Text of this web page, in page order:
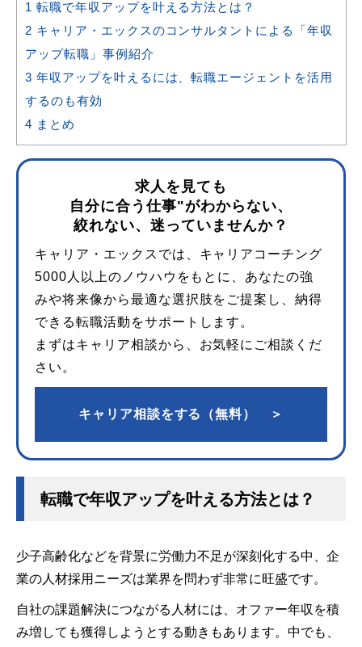
1 転職で年収アップを叶える方法とは？
2 キャリア・エックスのコンサルタントによる「年収
アップ転職」事例紹介
3 年収アップを叶えるには、転職エージェントを活用
するのも有効
4 まとめ
求人を見ても
自分に合う仕事"がわからない、
絞れない、迷っていませんか？
キャリア・エックスでは、キャリアコーチング
5000人以上のノウハウをもとに、あなたの強
みや将来像から最適な選択肢をご提案し、納得
できる転職活動をサポートします。
まずはキャリア相談から、お気軽にご相談くだ
さい。
キャリア相談をする（無料） ＞
転職で年収アップを叶える方法とは？
少子高齢化などを背景に労働力不足が深刻化する中、企
業の人材採用ニーズは業界を問わず非常に旺盛です。
自社の課題解決につながる人材には、オファー年収を積
み増しても獲得しようとする動きもあります。中でも、